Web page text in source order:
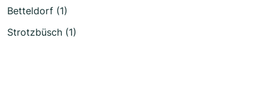
Betteldorf (1)
Strotzbüsch (1)